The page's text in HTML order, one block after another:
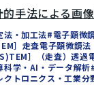
的手法による画
法・加工法#電子顕微
］走査電子顕微鏡法
］（走査）透過
科学・AI・データ解析
クトロニクス・工業分